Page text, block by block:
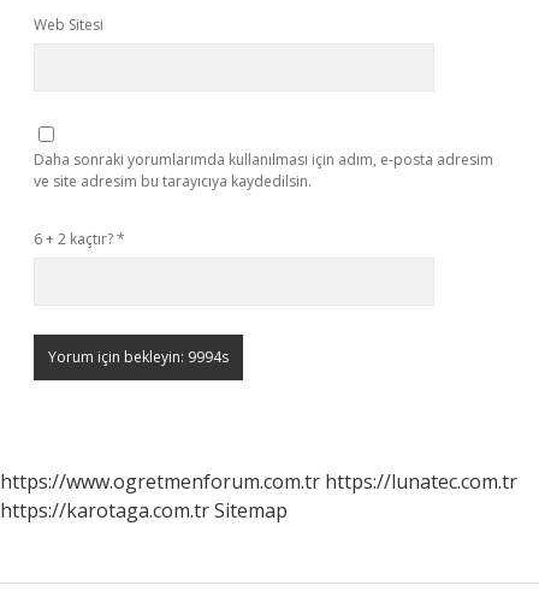
Web Sitesi
Daha sonraki yorumlarımda kullanılması için adım, e-posta adresim
ve site adresim bu tarayıcıya kaydedilsin.
6 + 2 kaçtır?*
https://www.ogretmenforum.com.tr https://lunatec.com.tr
https://karotaga.com.trSitemap